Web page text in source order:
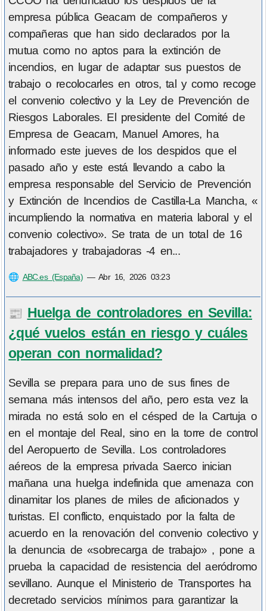
empresa pública Geacam de compañeros y
compañeras que han sido declarados por la
mutua como no aptos para la extinción de
incendios, en lugar de adaptar sus puestos de
trabajo o recolocarles en otros, tal y como recoge
el convenio colectivo y la Ley de Prevención de
Riesgos Laborales. El presidente del Comité de
Empresa de Geacam, Manuel Amores, ha
informado este jueves de los despidos que el
pasado año y este está llevando a cabo la
empresa responsable del Servicio de Prevención
y Extinción de Incendios de Castilla-La Mancha, «
incumpliendo la normativa en materia laboral y el
convenio colectivo». Se trata de un total de 16
trabajadores y trabajadoras -4 en...
🌐 ABC.es (España)—Abr 16, 2026 03:23
📰 Huelga de controladores en Sevilla:
¿qué vuelos están en riesgo y cuáles
operan con normalidad?
Sevilla se prepara para uno de sus fines de
semana más intensos del año, pero esta vez la
mirada no está solo en el césped de la Cartuja o
en el montaje del Real, sino en la torre de control
del Aeropuerto de Sevilla. Los controladores
aéreos de la empresa privada Saerco inician
mañana una huelga indefinida que amenaza con
dinamitar los planes de miles de aficionados y
turistas. El conflicto, enquistado por la falta de
acuerdo en la renovación del convenio colectivo y
la denuncia de «sobrecarga de trabajo» , pone a
prueba la capacidad de resistencia del aeródromo
sevillano. Aunque el Ministerio de Transportes ha
decretado servicios mínimos para garantizar la